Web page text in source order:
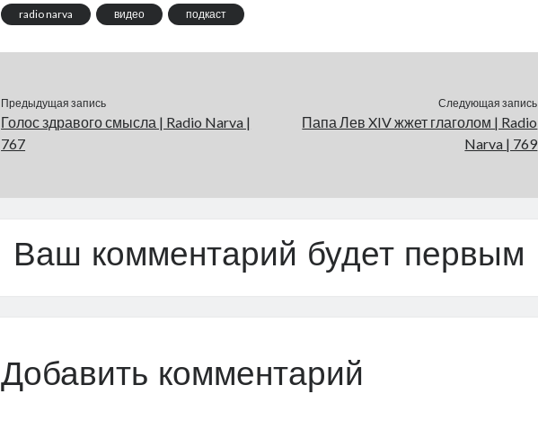
radio narva видео подкаст
Предыдущая запись
Голос здравого смысла | Radio Narva |
767
Следующая запись
Папа Лев XIV жжет глаголом | Radio
Narva | 769
Ваш комментарий будет первым
Добавить комментарий